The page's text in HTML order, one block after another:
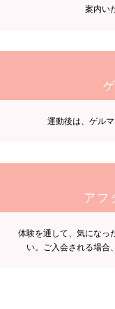
案内い
運動後は、ゲル
アフ
体験を通して、気になっ
い。ご入会される場合